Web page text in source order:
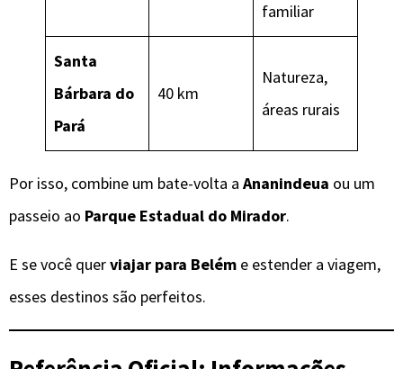
familiar
Santa
Bárbara do
Pará
40 km
Natureza,
áreas rurais
Por isso, combine um bate-volta a Ananindeua ou um
passeio ao Parque Estadual do Mirador.
E se você querviajar para Belém e estender a viagem,
esses destinos são perfeitos.